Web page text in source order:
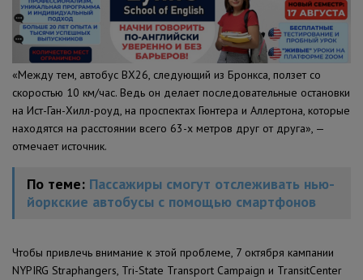
«Между тем, автобус BX26, следующий из Бронкса, ползет со
скоростью 10 км/час. Ведь он делает последовательные остановки
на Ист-Ган-Хилл-роуд, на проспектах Гюнтера и Аллертона, которые
находятся на расстоянии всего 63-х метров друг от друга», —
отмечает источник.
По теме: Пассажиры смогут отслеживать нью-
йоркские автобусы с помощью смартфонов
Чтобы привлечь внимание к этой проблеме, 7 октября кампании
NYPIRG Straphangers, Tri-State Transport Campaign и TransitCenter